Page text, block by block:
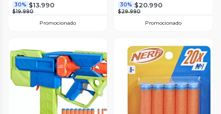
30% $13.990
$19.990
Promocionado
30% $20.990
$29.990
Promocionado